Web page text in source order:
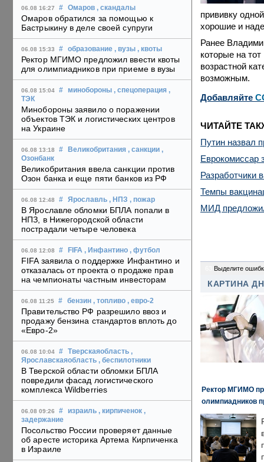
06.08 16:27 # Омаров , скандалы
Омаров обратился за помощью к
Бастрыкину в деле своей супруги
06.08 15:33 # образование , вузы , квоты
Ректор МГИМО предложил ввести квоты
для олимпиадников при приеме в вузы
06.08 15:04 # минобороны , спецоперация ,
ТЭК
Минобороны заявило о поражении
объектов ТЭК и логистических центров
на Украине
06.08 13:18 # Великобритания , санкции ,
Озонбанк
Великобритания ввела санкции против
Озон банка и еще пяти банков из РФ
06.08 12:48 # Ярославль , НПЗ , пожар
В Ярославле обломки БПЛА попали в
НПЗ, в Нижегородской области
пострадали четыре человека
06.08 12:08 # FIFA , Инфантино , футбол
FIFA заявила о поддержке Инфантино и
отказалась от проекта о продаже прав
на чемпионаты частным инвесторам
06.08 11:25 # бензин , топливо , евро-2
Правительство РФ разрешило ввоз и
продажу бензина стандартов вплоть до
«Евро-2»
06.08 10:04 # Тверскаяобласть ,
Ярославскаяобласть , беспилотники
В Тверской области обломки БПЛА
повредили фасад логистического
комплекса Wildberries
06.08 09:26 # израиль , кирпиченок ,
задержание
Посольство России проверяет данные
об аресте историка Артема Кирпиченка
в Израиле
прививку
хорошие и
Ранее
которые на
возрастной
возможным.
Добавляйте
ЧИТАЙТЕ
Путин назвал
Еврокомиссар
Разработчики
Темпы
МИД
Выделите
КАРТИНА
Ректор МГИМО
олимпиадников